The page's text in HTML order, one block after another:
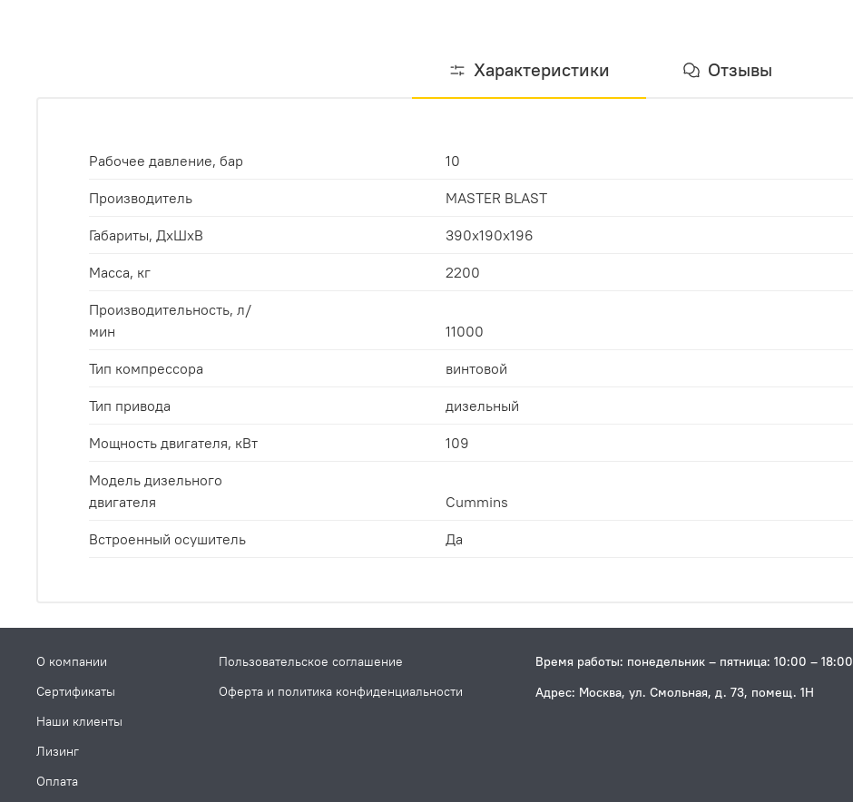
Характеристики Отзывы
Рабочее давление, бар 10
Производитель MASTER BLAST
Габариты, ДхШхВ 390x190x196
Масса, кг 2200
Производительность, л/
мин
11000
Тип компрессора винтовой
Тип привода дизельный
Мощность двигателя, кВт 109
Модель дизельного
двигателя
Cummins
Встроенный осушитель Да
О компании
Сертификаты
Наши клиенты
Лизинг
Оплата
Пользовательское соглашение
Оферта и политика конфиденциальности
Время работы: понедельник – пятница: 10:00 – 18:00
Адрес: Москва, ул. Смольная, д. 73, помещ. 1Н